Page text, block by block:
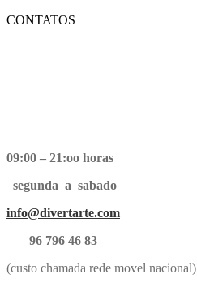
CONTATOS
09:00 – 21:oo horas
segunda a sabado
info@divertarte.com
96 796 46 83
(custo chamada rede movel nacional)